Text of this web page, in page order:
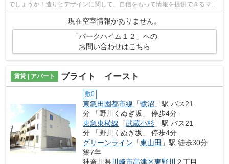
でしょうか！造りとデザインに関して、自信をもって情報を提供できるマン
現在空室情報がありません。
「パークハイム１２」への
お問い合わせはこちら
賃貸 | アパート ブライト イースト
敷0
東急田園都市線 「鷺沼 」駅 バス21
分 「野川くぬぎ坂」 停歩4分
東急東横線 「武蔵小杉 」駅 バス21
分 「野川くぬぎ坂」 停歩4分
グリーンライン 「東山田 」駅 徒歩30分
築7年
神奈川県 川崎市高津区東野川 ２丁目